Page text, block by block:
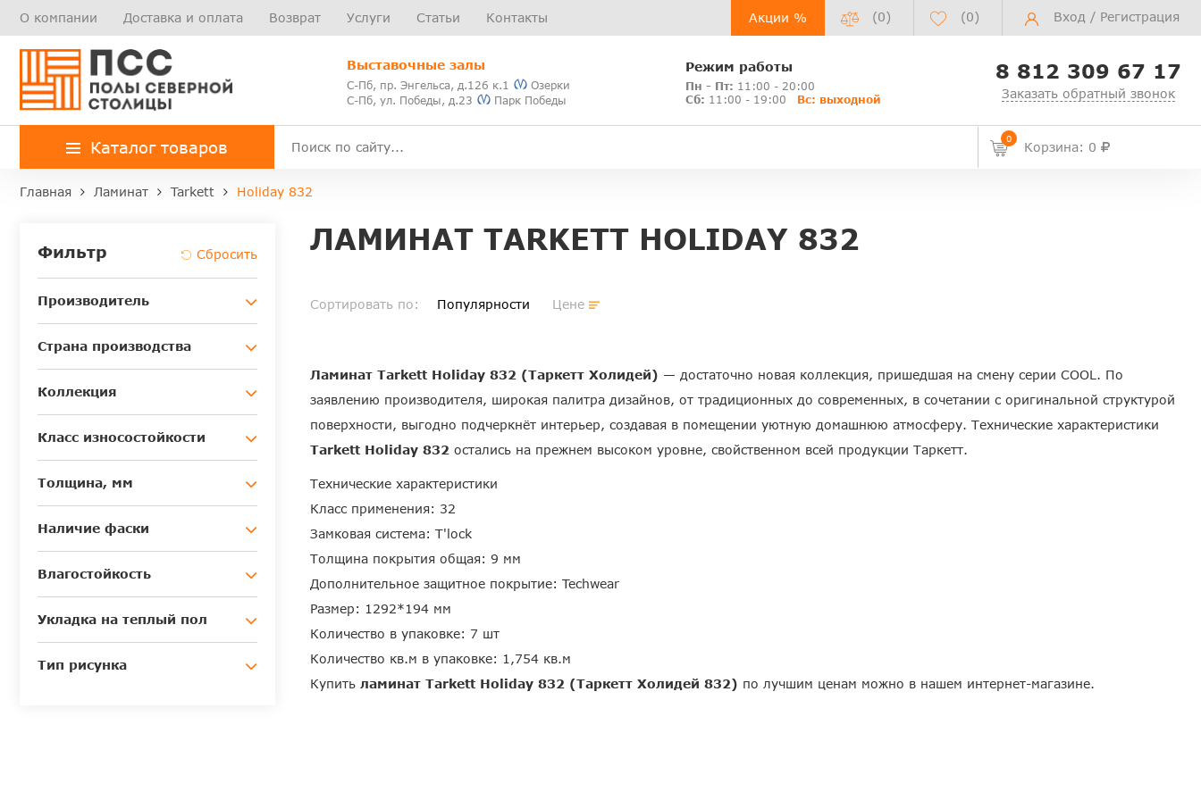
О компании Доставка и оплата Возврат Услуги Статьи Контакты Акции % (0) (0) Вход / Регистрация
Выставочные залы
С-Пб, пр. Энгельса, д.126 к.1
Озерки
С-Пб, ул. Победы, д.23
Парк Победы
Режим работы
Пн - Пт: 11:00 - 20:00
Сб: 11:00 - 19:00 Вс: выходной
8 812 309 67 17
Заказать обратный звонок
Каталог товаров 0
Корзина: 0
Главная Ламинат Tarkett Holiday 832
Фильтр
Производитель
Страна производства
Коллекция
Класс износостойкости
Толщина, мм
Наличие фаски
Влагостойкость
Укладка на теплый пол
Тип рисунка
ЛАМИНАТ TARKETT HOLIDAY 832
Сортировать по: Популярности Цене
Ламинат Tarkett Holiday 832 (Таркетт Холидей) — достаточно новая коллекция, пришедшая на смену серии COOL. По
заявлению производителя, широкая палитра дизайнов, от традиционных до современных, в сочетании с оригинальной структурой
поверхности, выгодно подчеркнёт интерьер, создавая в помещении уютную домашнюю атмосферу. Технические характеристики
Tarkett Holiday 832 остались на прежнем высоком уровне, свойственном всей продукции Таркетт.
Технические характеристики
Класс применения: 32
Замковая система: T'lock
Толщина покрытия общая: 9 мм
Дополнительное защитное покрытие: Techwear
Размер: 1292*194 мм
Количество в упаковке: 7 шт
Количество кв.м в упаковке: 1,754 кв.м
Купить ламинат Tarkett Holiday 832 (Таркетт Холидей 832) по лучшим ценам можно в нашем интернет-магазине.